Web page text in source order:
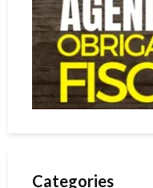
Categories